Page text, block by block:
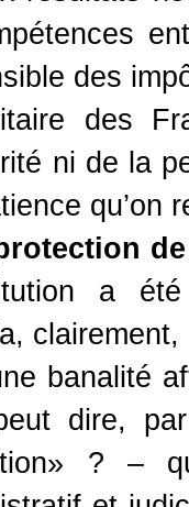
des
des
ni de la
a été
banalité
dire,
? –